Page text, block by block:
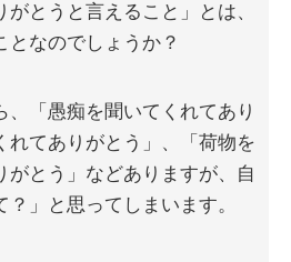
がとうと言えること」とは、
となのでしょうか？
、「愚痴を聞いてくれてあり
れてありがとう」、「荷物を
がとう」などありますが、自
」と思ってしまいます。